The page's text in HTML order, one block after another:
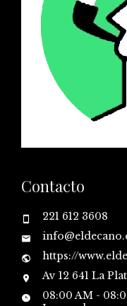
Contacto
221 612 3608
https://
Av 12 641 La
08:00 AM -